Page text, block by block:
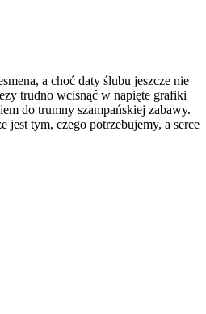
a choć daty ślubu jeszcze nie
trudno wcisnąć w napięte grafiki
do trumny szampańskiej zabawy.
jest tym, czego potrzebujemy, a serce